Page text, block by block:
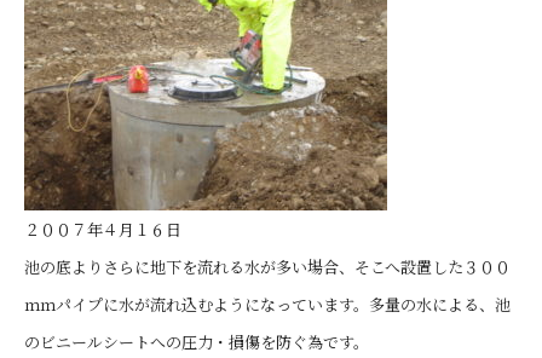
２００７年４月１６日
池の底よりさらに地下を流れる水が多い場合、そこへ設置した３００
ｍｍパイプに水が流れ込むようになっています。多量の水による、池
のビニールシートへの圧力・損傷を防ぐ為です。